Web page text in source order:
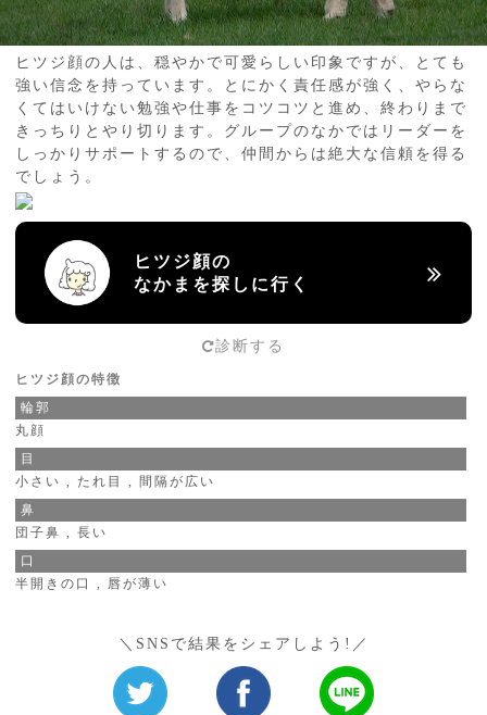
ヒツジ顔の人は、穏やかで可愛らしい印象ですが、とても
強い信念を持っています。とにかく責任感が強く、やらな
くてはいけない勉強や仕事をコツコツと進め、終わりまで
きっちりとやり切ります。グループのなかではリーダーを
しっかりサポートするので、仲間からは絶大な信頼を得る
でしょう。
ヒツジ顔の
なかまを探しに行く
診断する
ヒツジ顔の特徴
輪郭
丸顔
目
小さい , たれ目 , 間隔が広い
鼻
団子鼻 , 長い
口
半開きの口 , 唇が薄い
＼SNSで結果をシェアしよう!／